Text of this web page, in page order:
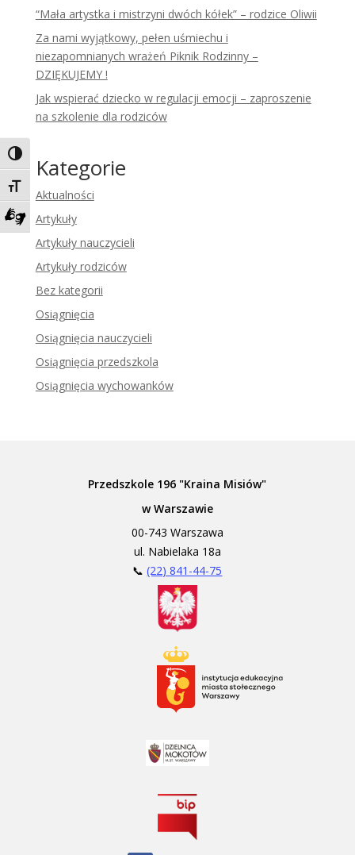
Toggle High Contrast
Toggle Font size
Zadzwoń do tłumacza języka migowego
“Mała artystka i mistrzyni dwóch kółek” – rodzice Oliwii
Za nami wyjątkowy, pełen uśmiechu i
niezapomnianych wrażeń Piknik Rodzinny –
DZIĘKUJEMY !
Jak wspierać dziecko w regulacji emocji – zaproszenie
na szkolenie dla rodziców
Kategorie
Aktualności
Artykuły
Artykuły nauczycieli
Artykuły rodziców
Bez kategorii
Osiągnięcia
Osiągnięcia nauczycieli
Osiągnięcia przedszkola
Osiągnięcia wychowanków
Przedszkole 196 "Kraina Misiów"
w Warszawie
00-743 Warszawa
ul. Nabielaka 18a
📞(22) 841-44-75